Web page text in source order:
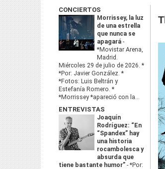
CONCIERTOS
Morrissey, la luz
de una estrella
que nunca se
apagará -
*Movistar Arena,
Madrid.
Miércoles 29 de julio de 2026. *
*Por: Javier González. *
*Fotos: Luis Beltrán y
Estefanía Romero. *
*Morrissey *apareció con la...
ENTREVISTAS
Joaquín
Rodríguez: “En
“Spandex” hay
una historia
rocambolesca y
absurda que
tiene bastante humor” -*Por: